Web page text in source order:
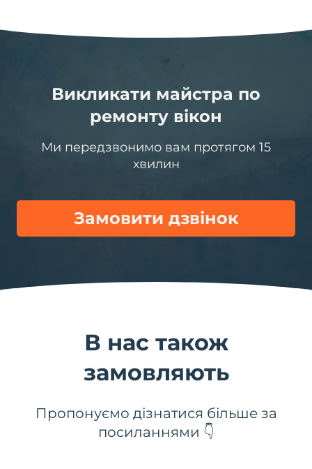
Викликати майстра по
ремонту вікон
Ми передзвонимо вам протягом 15
хвилин
Замовити дзвінок
В нас також
замовляють
Пропонуємо дізнатися більше за
посиланнями 👇